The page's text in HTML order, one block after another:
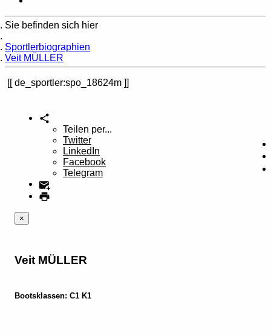
Sie befinden sich hier
Sportlerbiographien
Veit MÜLLER
de_sportler:spo_18624m
Teilen per...
Twitter
LinkedIn
Facebook
Telegram
×
Veit MÜLLER
Bootsklassen: C1 K1